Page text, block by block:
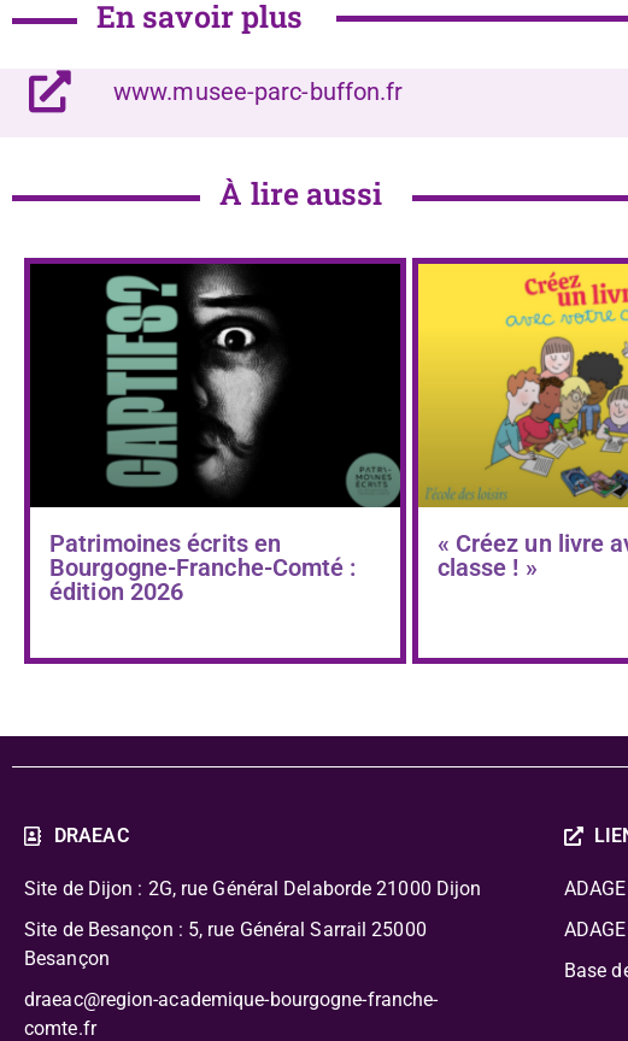
En savoir plus
www.musee-parc-buffon.fr
À lire aussi
Patrimoines écrits en
Bourgogne-Franche-Comté :
édition 2026
« Créez un livre
classe ! »
DRAEAC
Site de Dijon : 2G, rue Général Delaborde 21000 Dijon
Site de Besançon : 5, rue Général Sarrail 25000
Besançon
draeac@region-academique-bourgogne-franche-
comte.fr
Base